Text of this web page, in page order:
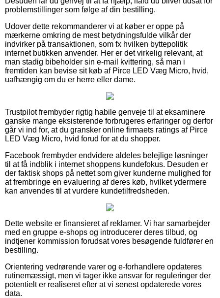
problemstillinger som følge af din bestilling.
Udover dette rekommanderer vi at køber er oppe på
mærkerne omkring de mest betydningsfulde vilkår der
indvirker på transaktionen, som fx hvilken byttepolitik
internet butikken anvender. Her er det virkelig relevant, at
man stadig bibeholder sin e-mail kvittering, så man i
fremtiden kan bevise sit køb af Pirce LED Væg Micro, hvid,
uafhængig om du er herre eller dame.
Trustpilot frembyder rigtig habile genveje til at eksaminere
ganske mange eksisterende forbrugeres erfaringer og derfor
går vi ind for, at du gransker online firmaets ratings af Pirce
LED Væg Micro, hvid forud for at du shopper.
Facebook frembyder endvidere aldeles belejlige løsninger
til at få indblik i internet shoppens kundefokus. Desuden er
der faktisk shops på nettet som giver kunderne mulighed for
at frembringe en evaluering af deres køb, hvilket ydermere
kan anvendes til at vurdere kundetilfredsheden.
Dette website er finansieret af reklamer. Vi har samarbejder
med en gruppe e-shops og introducerer deres tilbud, og
indtjener kommission forudsat vores besøgende fuldfører en
bestilling.
Orientering vedrørende varer og e-forhandlere opdateres
rutinemæssigt, men vi tager ikke ansvar for reguleringer der
potentielt er realiseret efter at vi senest opdaterede vores
data.